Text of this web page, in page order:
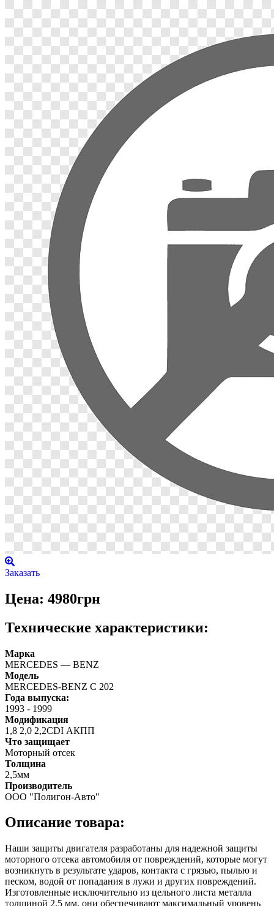
Заказать
Цена: 4980грн
Технические характеристики:
Марка
MERCEDES — BENZ
Модель
MERCEDES-BENZ C 202
Года выпуска:
1993 - 1999
Модификация
1,8 2,0 2,2CDI АКПП
Что защищает
Моторный отсек
Толщина
2,5мм
Производитель
ООО "Полигон-Авто"
Описание товара:
Наши защиты двигателя разработаны для надежной защиты
моторного отсека автомобиля от повреждений, которые могут
возникнуть в результате ударов, контакта с грязью, пылью и
песком, водой от попадания в лужи и других повреждений.
Изготовленные исключительно из цельного листа металла
толщиной 2,5 мм, они обеспечивают максимальный уровень